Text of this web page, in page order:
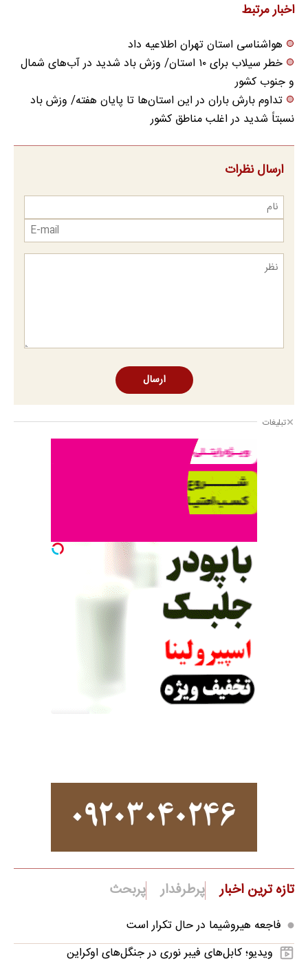
اخبار مرتبط
هواشناسی استان تهران اطلاعیه داد
خطر سیلاب برای ۱۰ استان/ وزش باد شدید در آب‌های شمال
و جنوب کشور
تداوم بارش باران در این استان‌ها تا پایان هفته/ وزش باد
نسبتاً شدید در اغلب مناطق کشور
ارسال نظرات
ارسال
تبلیغات
تازه ترین اخبار پرطرفدار پربحث
فاجعه هیروشیما در حال تکرار است
ویدیو؛ کابل‌های فیبر نوری در جنگل‌های اوکراین